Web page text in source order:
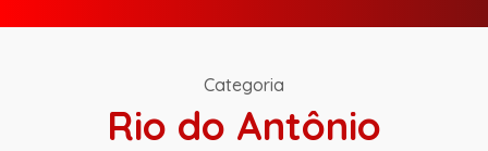
Categoria
Rio do Antônio